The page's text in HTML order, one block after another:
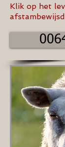
Klik op het